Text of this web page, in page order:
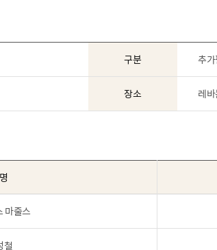
구분 추
장소 레
마줄스
철